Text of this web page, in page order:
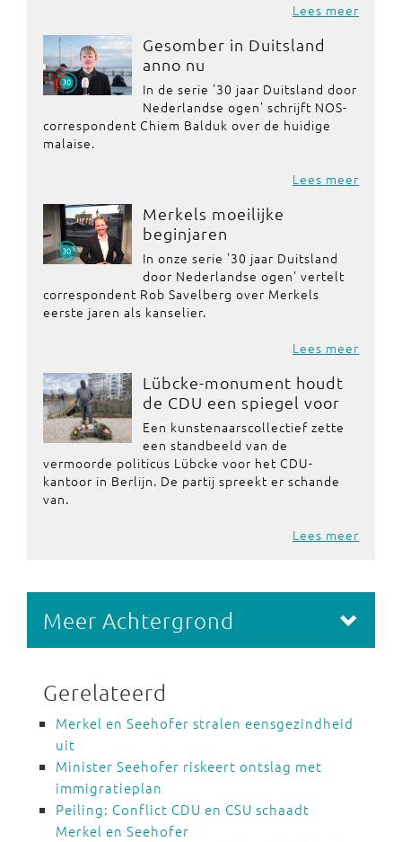
Lees meer
Gesomber in Duitsland
anno nu
In de serie '30 jaar Duitsland door
Nederlandse ogen' schrijft NOS-
correspondent Chiem Balduk over de huidige
malaise.
Lees meer
Merkels moeilijke
beginjaren
In onze serie '30 jaar Duitsland
door Nederlandse ogen' vertelt
correspondent Rob Savelberg over Merkels
eerste jaren als kanselier.
Lees meer
Lübcke-monument houdt
de CDU een spiegel voor
Een kunstenaarscollectief zette
een standbeeld van de
vermoorde politicus Lübcke voor het CDU-
kantoor in Berlijn. De partij spreekt er schande
van.
Lees meer
Meer Achtergrond
Gerelateerd
Merkel en Seehofer stralen eensgezindheid
uit
Minister Seehofer riskeert ontslag met
immigratieplan
Peiling: Conflict CDU en CSU schaadt
Merkel en Seehofer